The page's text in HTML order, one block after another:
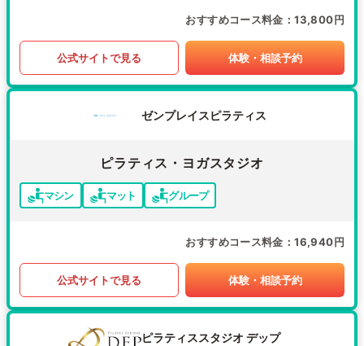
おすすめコース料金 13,800円
公式サイトで見る 体験・相談予約
ゼンプレイスピラティス
ピラティス・ヨガスタジオ
マシン マット グループ
おすすめコース料金 16,940円
公式サイトで見る 体験・相談予約
ピラティススタジオ デップ